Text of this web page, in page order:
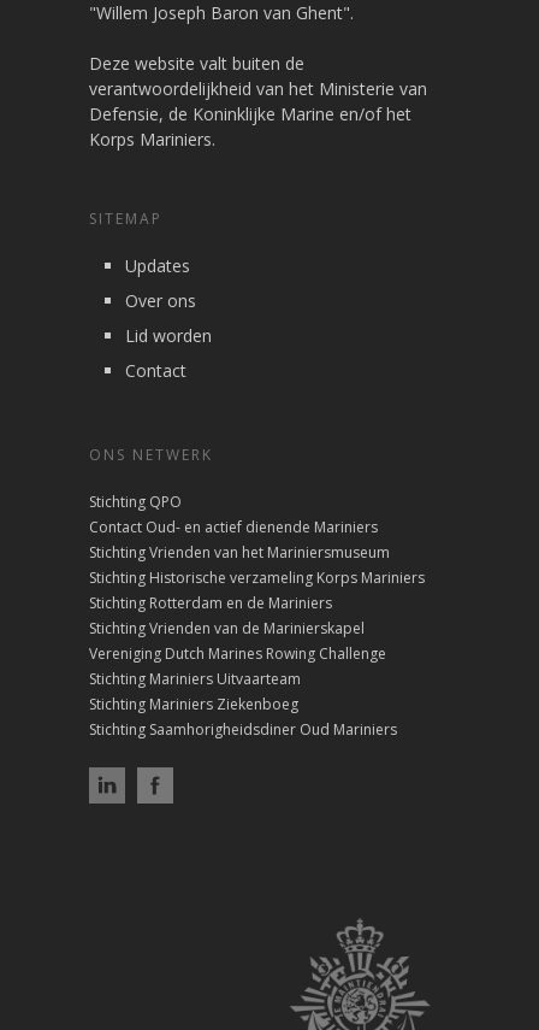
"Willem Joseph Baron van Ghent".
Deze website valt buiten de
verantwoordelijkheid van het Ministerie van
Defensie, de Koninklijke Marine en/of het
Korps Mariniers.
SITEMAP
Updates
Over ons
Lid worden
Contact
ONS NETWERK
Stichting QPO
Contact Oud- en actief dienende Mariniers
Stichting Vrienden van het Mariniersmuseum
Stichting Historische verzameling Korps Mariniers
Stichting Rotterdam en de Mariniers
Stichting Vrienden van de Marinierskapel
Vereniging Dutch Marines Rowing Challenge
Stichting Mariniers Uitvaarteam
Stichting Mariniers Ziekenboeg
Stichting Saamhorigheidsdiner Oud Mariniers